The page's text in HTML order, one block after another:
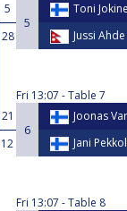
5
5
Toni
28
Jussi Ahde
Fri 13:07
Table 7
21
6
Joonas
12
Jani
Fri 13:07
Table 8